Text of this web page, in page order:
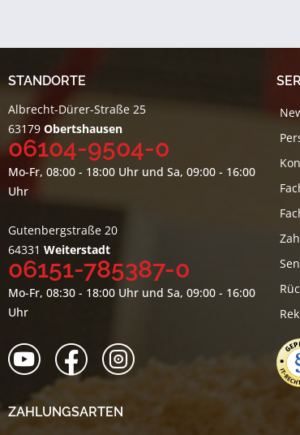
STANDORTE
Albrecht-Dürer-Straße 25
63179 Obertshausen
06104-9504-0
Mo-Fr, 08:00 - 18:00 Uhr und Sa, 09:00 - 16:00
Uhr
Gutenbergstraße 20
64331 Weiterstadt
06151-785387-0
Mo-Fr, 08:30 - 18:00 Uhr und Sa, 09:00 - 16:00
Uhr
ZAHLUNGSARTEN